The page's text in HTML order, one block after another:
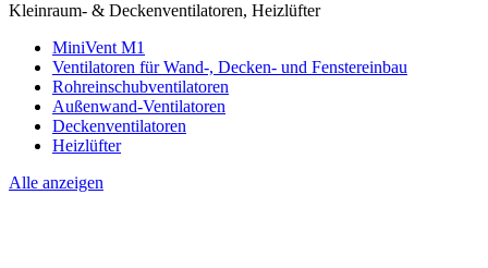
Kleinraum- & Deckenventilatoren, Heizlüfter
MiniVent M1
Ventilatoren für Wand-, Decken- und Fenstereinbau
Rohreinschubventilatoren
Außenwand-Ventilatoren
Deckenventilatoren
Heizlüfter
Alle anzeigen